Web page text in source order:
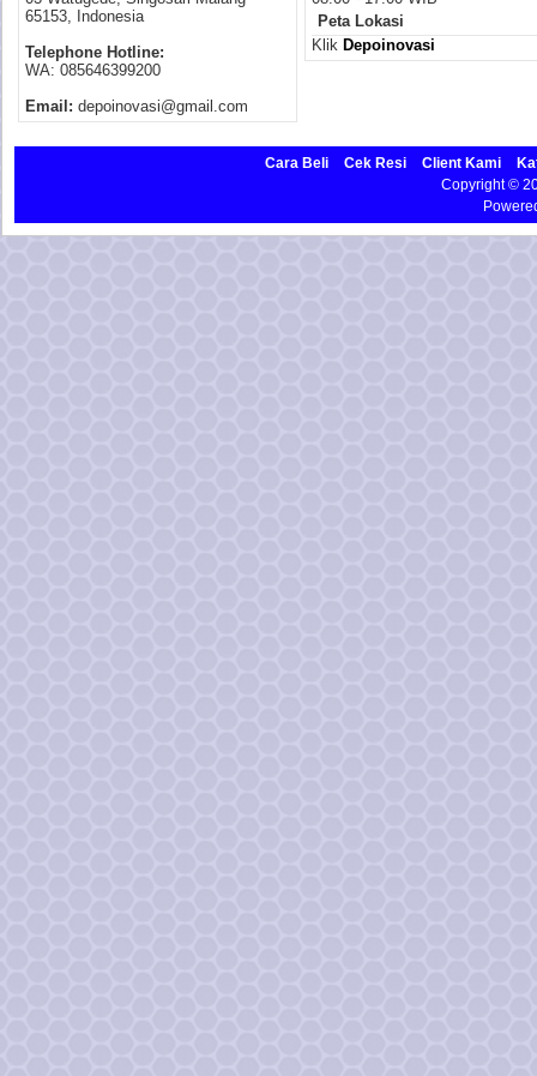
65153, Indonesia
Telephone Hotline:
WA: 085646399200
Email: depoinovasi@gmail.com
Peta Lokasi
Klik Depoinovasi
Cara Beli Cek Resi Client Kami
Copyright ©